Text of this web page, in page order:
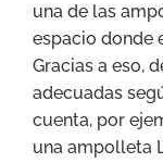
una de las
espacio donde
Gracias a eso,
adecuadas
cuenta, por
una ampolleta